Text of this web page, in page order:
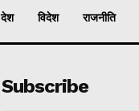
देश विदेश राजनीति
Subscribe